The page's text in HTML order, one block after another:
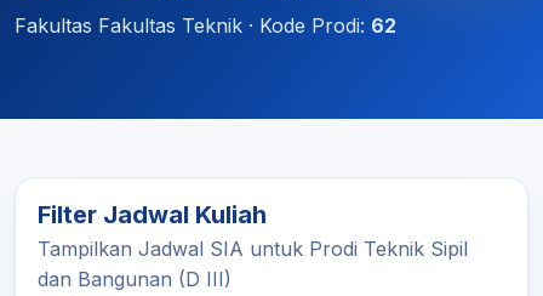
Fakultas Fakultas Teknik · Kode Prodi: 62
Filter Jadwal Kuliah
Tampilkan Jadwal SIA untuk Prodi Teknik Sipil
dan Bangunan (D III)